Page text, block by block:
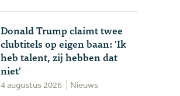
Donald Trump claimt twee
clubtitels op eigen baan: 'Ik
heb talent, zij hebben dat
niet'
4 augustus 2026 Nieuws